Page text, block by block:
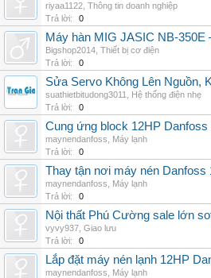
riyaa1122 Thông tin doanh nghiệp
Trả lời:
0
Máy hàn MIG JASIC NB-
Bigshop2014 Thiết bị cơ điện
Trả lời:
0
Sửa Servo Không Lên Nguồn,
suathietbitudong3011
Hệ thống điện nhẹ
Trả lời:
0
Cung ứng block 12HP
maynendanfoss
Máy lạnh
Trả lời:
0
Thay tận nơi máy nén
maynendanfoss
Máy lạnh
Trả lời:
0
Nội thất Phú Cường sale lớn
vyvy937 Giao lưu
Trả lời:
0
Lắp đặt máy nén lạnh 12HP
maynendanfoss
Máy lạnh